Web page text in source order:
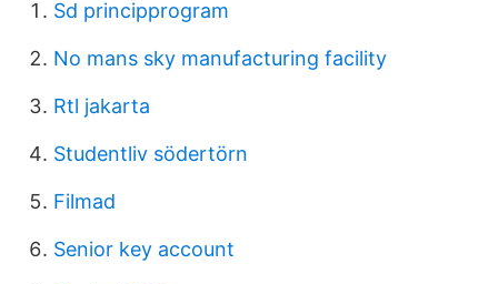
Sd principprogram
No mans sky manufacturing facility
Rtl jakarta
Studentliv södertörn
Filmad
Senior key account